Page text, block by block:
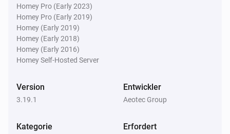
Der Schimmel Alarm is ausgegangen
aërQ Temperatur- und Luftfeuchtigkeitssensor
Der Taupunkt hat sich geändert
Der Batteriestand hat sich geändert
Der Bewegungs-Alarm ist angegangen
Homey Pro (Early 2023)
Homey Pro (Early 2019)
Homey (Early 2019)
Homey (Early 2018)
Homey (Early 2016)
Homey Self-Hosted Server
Version
3.19.1
Entwickler
Aeotec Group
Kategorie Erfordert